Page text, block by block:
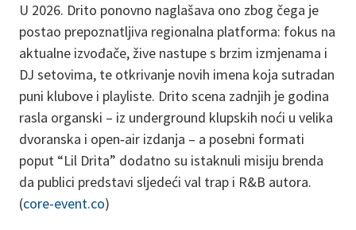
U 2026. Drito ponovno naglašava ono zbog čega je
postao prepoznatljiva regionalna platforma: fokus na
aktualne izvođače, žive nastupe s brzim izmjenama i
DJ setovima, te otkrivanje novih imena koja sutradan
puni klubove i playliste. Drito scena zadnjih je godina
rasla organski – iz underground klupskih noći u velika
dvoranska i open‑air izdanja – a posebni formati
poput “Lil Drita” dodatno su istaknuli misiju brenda
da publici predstavi sljedeći val trap i R&B autora.
(core-event.co)